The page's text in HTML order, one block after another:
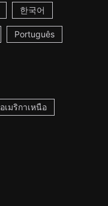
한국어
Português
อเมริกาเหนือ